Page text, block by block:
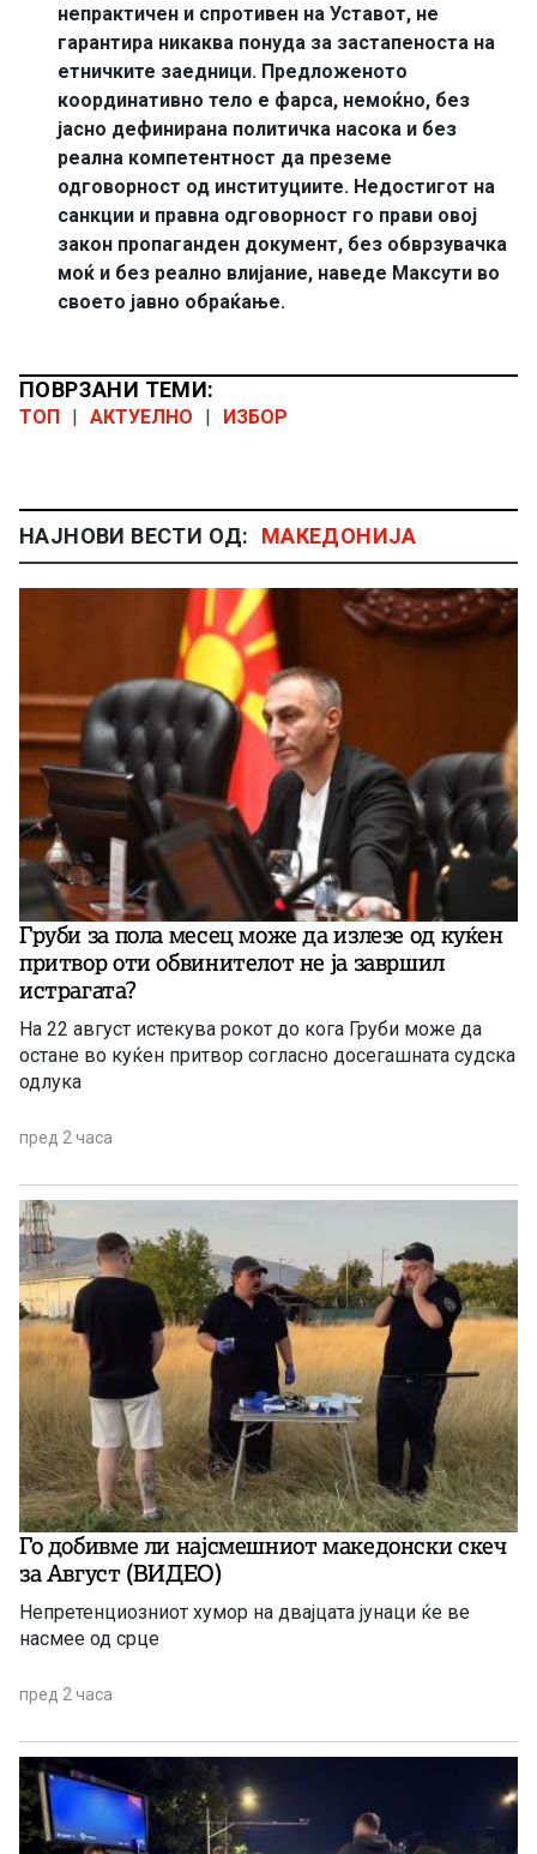
непрактичен и спротивен на Уставот, не
гарантира никаква понуда за застапеноста на
етничките заедници. Предложеното
координативно тело е фарса, немоќно, без
јасно дефинирана политичка насока и без
реална компетентност да преземе
одговорност од институциите. Недостигот на
санкции и правна одговорност го прави овој
закон пропаганден документ, без обврзувачка
моќ и без реално влијание, наведе Максути во
своето јавно обраќање.
ПОВРЗАНИ ТЕМИ:
ТОП АКТУЕЛНО ИЗБОР
НАЈНОВИ ВЕСТИ ОД: МАКЕДОНИЈА
Груби за пола месец може да излезе од куќен
притвор оти обвинителот не ја завршил
истрагата?
На 22 август истекува рокот до кога Груби може да
остане во куќен притвор согласно досегашната судска
одлука
пред 2 часа
Го добивме ли најсмешниот македонски скеч
за Август (ВИДЕО)
Непретенциозниот хумор на двајцата јунаци ќе ве
насмее од срце
пред 2 часа